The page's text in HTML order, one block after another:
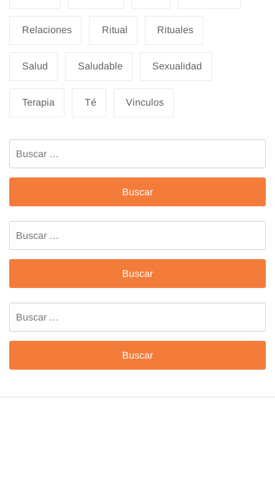
Relaciones Ritual Rituales
Salud Saludable Sexualidad
Terapia Té Vinculos